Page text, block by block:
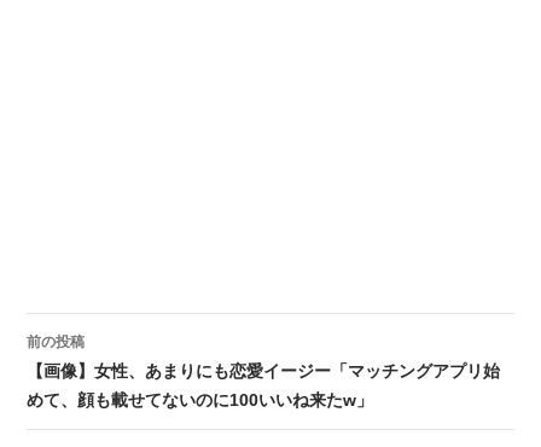
投稿ナビゲーション
前の投稿
【画像】女性、あまりにも恋愛イージー「マッチングアプリ始
めて、顔も載せてないのに100いいね来たw」